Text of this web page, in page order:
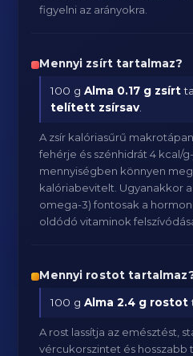
figyelni az arányokra.
Mennyi zsírt tartalmaz?
100 gAlma 0.17 g zsírt
telített zsírsav
A zsír kalóriasűrű
fehérje és szénhidrát 4 kcal/
mennyiségben könnyen
kalóriabevitelt. Ugyanakkor
omega-3) fontosak a
oldódó vitaminok
Mennyi rostot
100 gAlma 2.4 g rostot
A rost lassítja az emésztést,
vércukorszintet és